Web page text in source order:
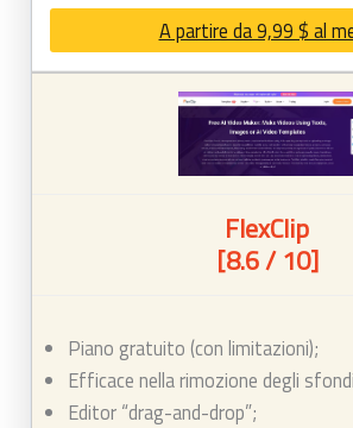
A partire da 9,99 $ al
FlexClip
[8.6 / 10]
Piano gratuito (con limitazioni);
Efficace nella rimozione degli
Editor “drag-and-drop”;